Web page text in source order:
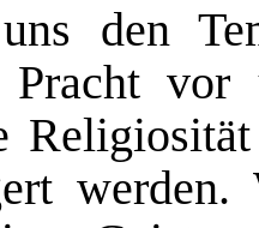
den
Pracht